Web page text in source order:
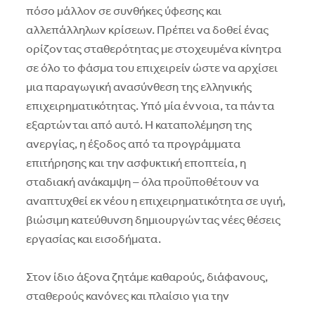
πόσο μάλλον σε συνθήκες ύφεσης και
αλλεπάλληλων κρίσεων. Πρέπει να δοθεί ένας
ορίζοντας σταθερότητας με στοχευμένα κίνητρα
σε όλο το φάσμα του επιχειρείν ώστε να αρχίσει
μια παραγωγική ανασύνθεση της ελληνικής
επιχειρηματικότητας. Υπό μία έννοια, τα πάντα
εξαρτώνται από αυτό. Η καταπολέμηση της
ανεργίας, η έξοδος από τα προγράμματα
επιτήρησης και την ασφυκτική εποπτεία, η
σταδιακή ανάκαμψη – όλα προϋποθέτουν να
αναπτυχθεί εκ νέου η επιχειρηματικότητα σε υγιή,
βιώσιμη κατεύθυνση δημιουργώντας νέες θέσεις
εργασίας και εισοδήματα.
Στον ίδιο άξονα ζητάμε καθαρούς, διάφανους,
σταθερούς κανόνες και πλαίσιο για την